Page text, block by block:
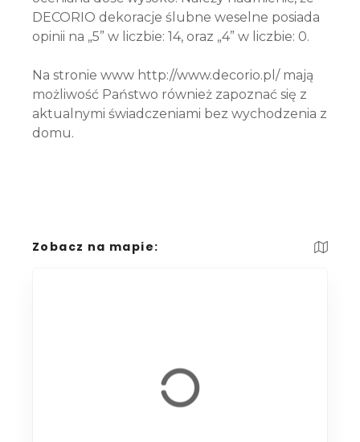
DECORIO dekoracje ślubne weselne posiada
opinii na „5” w liczbie: 14, oraz „4” w liczbie: 0.
Na stronie www http://www.decorio.pl/ mają
możliwość Państwo również zapoznać się z
aktualnymi świadczeniami bez wychodzenia z
domu.
Zobacz na mapie: